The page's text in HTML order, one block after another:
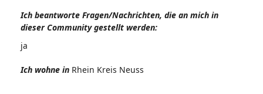
Ich beantworte Fragen/Nachrichten, die an mich in
dieser Community gestellt werden:
ja
Ich wohne in Rhein Kreis Neuss